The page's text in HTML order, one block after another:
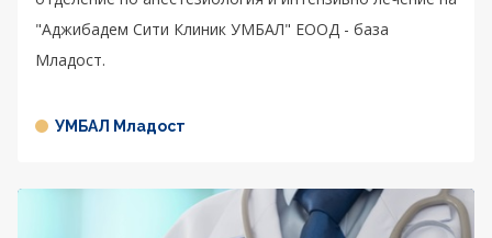
"Аджибадем Сити Клиник УМБАЛ" ЕООД - база
Младост.
УМБАЛ Младост